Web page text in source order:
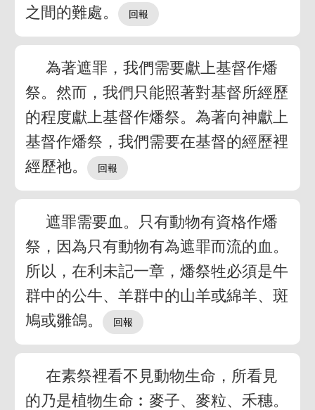
之間的難處。
為著遮罪，我們需要獻上基督作燔
祭。然而，我們只能照著對基督所經歷
的程度獻上基督作燔祭。為著向神獻上
基督作燔祭，我們需要在基督的經歷裡
經歷祂。
遮罪需要血。只有動物有資格作燔
祭，因為只有動物有為遮罪而流的血。
所以，在利未記一章，燔祭牲必須是牛
群中的公牛、羊群中的山羊或綿羊、斑
鳩或雛鴿。
在素祭裡看不見動物生命，所看見
的乃是植物生命︰麥子、麥粒、禾穗。